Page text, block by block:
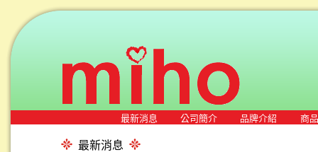
最新消息 公司簡介 品牌介紹 商
最新消息